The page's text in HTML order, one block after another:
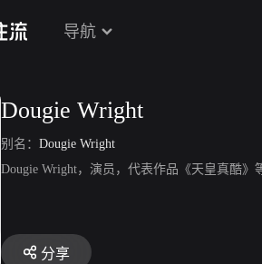
导航
Dougie Wright
别名： Dougie Wright
Dougie Wright，演员，代表作品《天皇真酷》
分享